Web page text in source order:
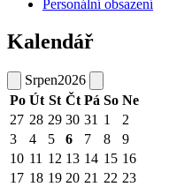
Personální obsazení
Kalendář
Srpen2026
Po Út St Čt Pá So Ne
27 28 29 30 31 1
2
3
4 5 6 7 8
9
10 11 12 13 14 15 16
17 18 19 20 21 22 23